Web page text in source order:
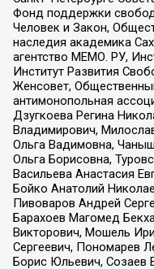
Фонд поддержки
Человек и Закон,
наследия академика
агентство МЕМО. РУ,
Институт Развития
Женсовет,
антимонопольная
Дзугкоева Регина
Владимирович,
Ольга Вадимовна,
Ольга Борисовна,
Васильева Анастасия
Бойко Анатолий
Пивоваров Андрей
Барахоев Магомед
Викторович, Мошель
Сергеевич, Пономарев
Борис Юльевич, Созаев